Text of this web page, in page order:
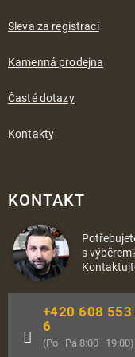
Sleva za registraci
Kamenná prodejna
Časté dotazy
Kontakty
KONTAKT
s
+420 608 553
6
(Po–Pá 8:00–19:00)